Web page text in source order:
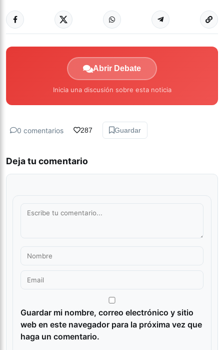
Abrir Debate
Inicia una discusión sobre esta noticia
0 comentarios 287 Guardar
Deja tu comentario
Guardar mi nombre, correo electrónico y sitio
web en este navegador para la próxima vez que
haga un comentario.